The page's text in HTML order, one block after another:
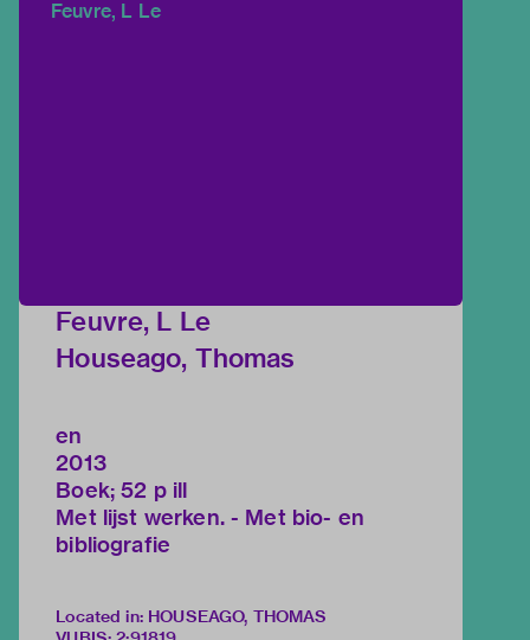
Feuvre, L Le
Feuvre, L Le
Houseago, Thomas
en
2013
Boek; 52 p ill
Met lijst werken. - Met bio- en
bibliografie
Located in: HOUSEAGO, THOMAS